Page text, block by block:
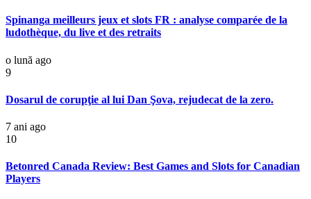
Spinanga meilleurs jeux et slots FR : analyse comparée de la
ludothèque, du live et des retraits
o lună ago
9
Dosarul de corupţie al lui Dan Şova, rejudecat de la zero.
7 ani ago
10
Betonred Canada Review: Best Games and Slots for Canadian
Players